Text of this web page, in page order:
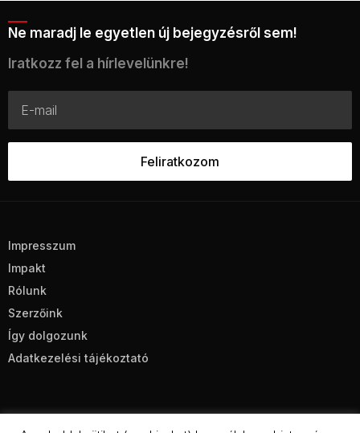
Ne maradj le egyetlen új bejegyzésről sem!
Iratkozz fel a hírlevelünkre!
Impresszum
Impakt
Rólunk
Szerzőink
Így dolgozunk
Adatkezelési tájékoztató